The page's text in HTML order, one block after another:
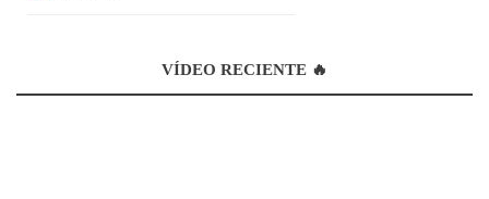
VÍDEO RECIENTE 🔥